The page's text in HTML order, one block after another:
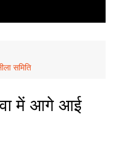
समिति
में आगे आई